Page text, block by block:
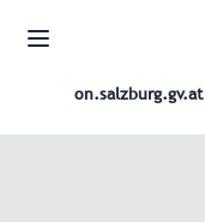
on.salzburg.gv.at